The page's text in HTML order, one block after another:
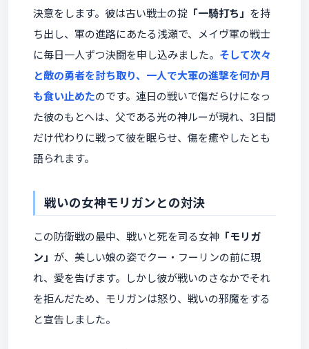
決意をします。彼は古い戦士の掟 「一騎打ち」 を持
ち出し、軍の進路にあたる浅瀬で、メイヴ軍の戦士
に毎日一人ずつ決闘を申し込みました。 そして次々
と敵の勇者を討ち取り、一人で大軍の進撃を何か月
も食い止めたのです。連日の戦いで傷だらけになっ
た彼のもとへは、父である光の神ルーが現れ、3日間
だけ代わりに戦って彼を眠らせ、傷を癒やしたとも
語られます。
戦いの女神モリガンとの対決
この防衛戦の最中、戦いと死を司る女神 「モリガ
ン」 が、美しい娘の姿でクー・フーリンの前に現
れ、愛を告げます。しかし彼が戦いのさなかでそれ
を拒んだため、モリガンは怒り、戦いの邪魔をする
と宣告しました。